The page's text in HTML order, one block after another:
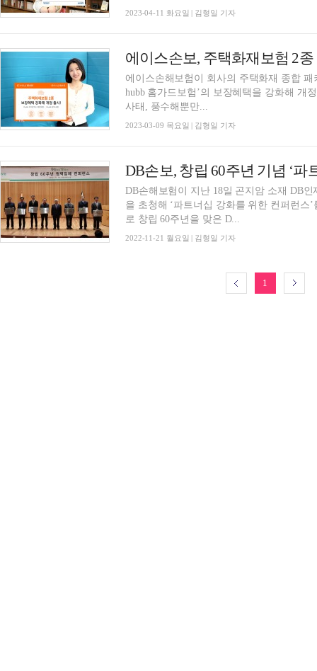
2023-04-11 화요일 | 김형일 기자
에이스손보, 주택화재보험 2
에이스손해보험이 회사의 주택화재 종합 패
hubb 홈가드보험’의 보장혜택을 강화해 개정 출시했다고 9
사태, 풍수해뿐만...
2023-03-09 목요일 | 김형일 기자
DB손보, 창립 60주년 기념 ‘파
DB손해보험이 지난 18일 곤지암 소재 DB
을 초청해 ‘파트너십 강화를 위한 컨퍼런스’를 개최했다
로 창립 60주년을 맞은 D...
2022-11-21 월요일 | 김형일 기자
1